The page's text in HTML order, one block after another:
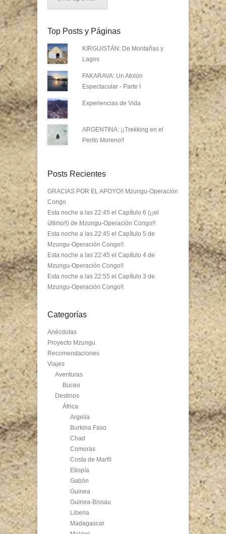
Top Posts y Páginas
KIRGUISTÁN: De Montañas y
Lagos
FAKARAVA: Un Atolón
Espectacular - Parte I
Experiencias de Vida
ARGENTINA: ¡¡Trekking en el
Perito Moreno!!
Posts Recientes
GRACIAS POR EL APOYO!! Mzungu-Operación
Congo
Esta noche a las 22:45 el Capítulo 6 (¡¡el
último!!) de Mzungu-Operación Congo!!
Esta noche a las 22:45 el Capítulo 5 de
Mzungu-Operación Congo!!
Esta noche a las 22:45 el Capítulo 4 de
Mzungu-Operación Congo!!
Esta noche a las 22:55 el Capítulo 3 de
Mzungu-Operación Congo!!
Categorías
Anécdotas
Proyecto Mzungu
Recomendaciones
Viajes
Aventuras
Buceo
Destinos
África
Argelia
Burkina Faso
Chad
Comoras
Costa de Marfil
Etiopía
Gabón
Guinea
Guinea-Bissau
Liberia
Madagascar